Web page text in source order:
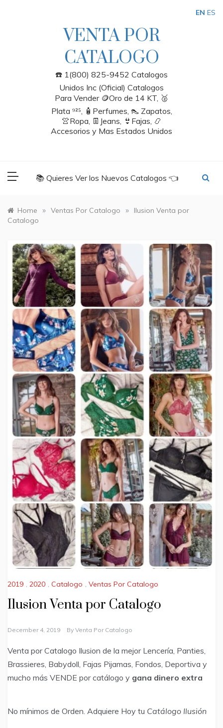
VENTA POR
CATALOGO
☎️ 1(800) 825-9452 Catalogos
Unidos Inc (Oficial) Catalogos
Para Vender 🪙Oro de 14 KT, 🥈
Plata ⁹²⁵, 🧴Perfumes, 👠 Zapatos,
👚Ropa, 👖Jeans, 👙Fajas, 📿
Accesorios y Mas Estados Unidos
📚 Quieres Ver los Nuevos Catalogos 👈
Home » Ventas Por Catalogo »
Ilusion Venta por
Catalogo
2019 , 2020 , Catalogo , Ventas Por Catalogo
Ilusion Venta por Catalogo
December 4, 2019 By Venta Por Catalogo
Venta por Catalogo Ilusion de la mejor Lencería, Panties,
Brassieres, Babydoll, Fajas Pijamas, Fondos, Deportiva y
mucho más VENDE por catálogo y gana dinero extra
No mínimos de Orden. Adquiere Hoy tu Catálogo Ilusión
EN ES